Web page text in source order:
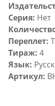
Серия: Нет
Переплет:
Тираж: 4
Язык:
Артикул: